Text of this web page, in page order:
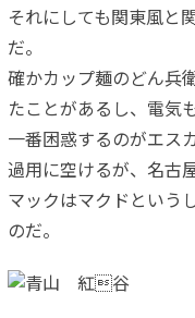
それにしても関東風と
だ。
確かカップ麺のどん兵
たことがあるし、電気
一番困惑するのがエス
過用に空けるが、名古
マックはマクドという
のだ。